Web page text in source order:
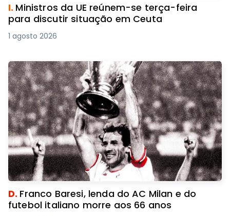
I. Ministros da UE reúnem-se terça-feira
para discutir situação em Ceuta
1 agosto 2026
D. Franco Baresi, lenda do AC Milan e do
futebol italiano morre aos 66 anos